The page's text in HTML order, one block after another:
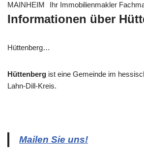
MAINHEIM Ihr Immobilienmakler
Informationen über
Hüttenberg…
Hüttenberg ist eine Gemeinde im
Lahn-Dill-Kreis.
Mailen Sie uns!